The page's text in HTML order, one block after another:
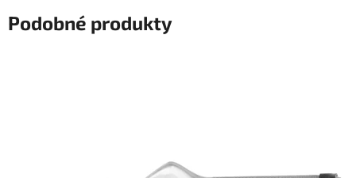
Podobné produkty